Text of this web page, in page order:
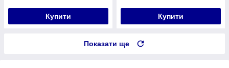
Купити Купити
Показати ще